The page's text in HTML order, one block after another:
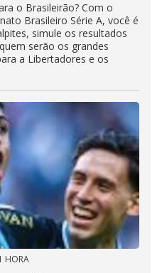
o Brasileirão? Com o
Brasileiro Série A, você é
simule os resultados
serão os grandes
a Libertadores e os
HORA